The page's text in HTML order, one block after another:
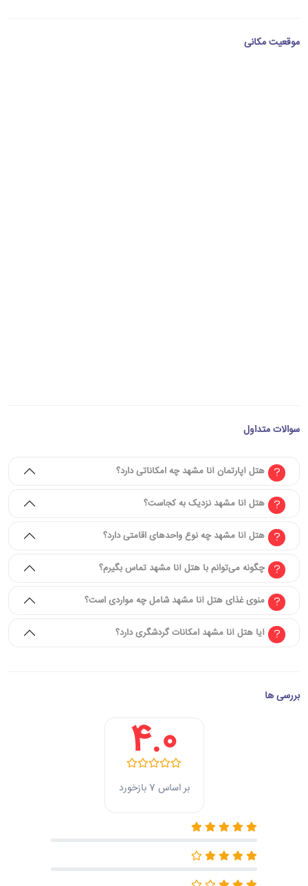
موقعیت مکانی
سوالات متداول
هتل آپارتمان آنا مشهد چه امکاناتی دارد؟
هتل آنا مشهد نزدیک به کجاست؟
هتل آنا مشهد چه نوع واحدهای اقامتی دارد؟
چگونه می‌توانم با هتل آنا مشهد تماس بگیرم؟
منوی غذای هتل آنا مشهد شامل چه مواردی است؟
آیا هتل آنا مشهد امکانات گردشگری دارد؟
بررسی ها
4.0
بر اساس 7 بازخورد